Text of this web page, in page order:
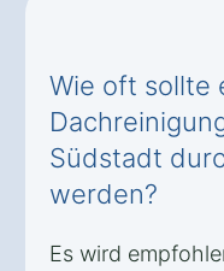
Wie oft sollte
Südstadt
werden?
Es wird